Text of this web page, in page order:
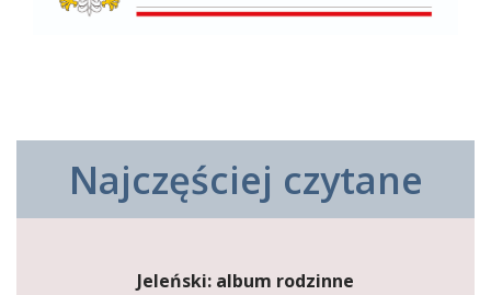
Najczęściej czytane
Jeleński: album rodzinne